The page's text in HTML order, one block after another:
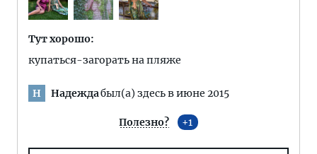
Тут хорошо:
купаться-загорать на пляже
Н Надеждабыл(а) здесь в июне 2015
Полезно? 1